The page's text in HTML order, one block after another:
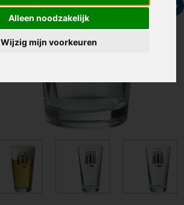
Alleen noodzakelijk
Wijzig mijn voorkeuren